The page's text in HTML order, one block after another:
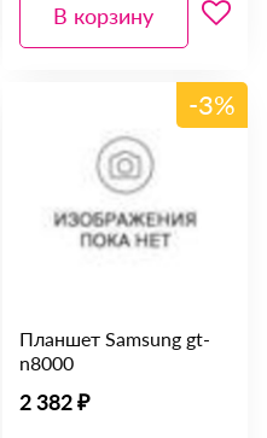
В корзину
-3%
Планшет Samsung gt-
n8000
2 382 ₽